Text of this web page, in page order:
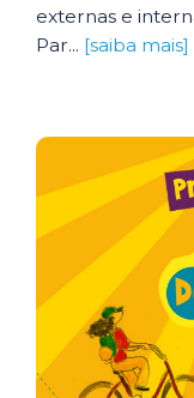
externas e
Par... [saiba mais]